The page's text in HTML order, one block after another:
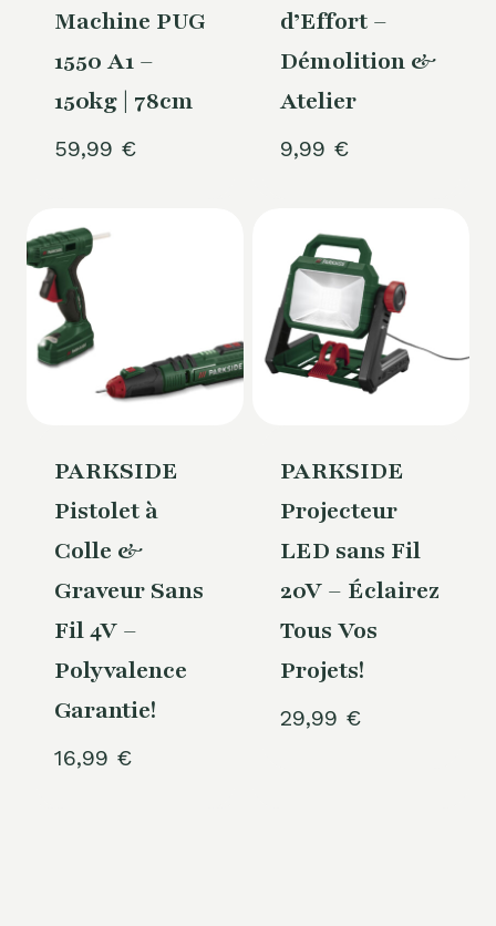
Machine PUG
1550 A1 –
150kg | 78cm
59,99 €
d’Effort –
Démolition &
Atelier
9,99 €
PARKSIDE
Pistolet à
Colle &
Graveur Sans
Fil 4V –
Polyvalence
Garantie!
16,99 €
PARKSIDE
Projecteur
LED sans Fil
20V – Éclairez
Tous Vos
Projets!
29,99 €